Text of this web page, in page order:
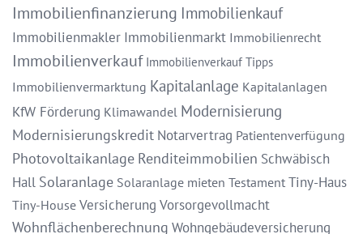
Immobilienfinanzierung Immobilienkauf
Immobilienmakler Immobilienmarkt Immobilienrecht
Immobilienverkauf Immobilienverkauf Tipps
Immobilienvermarktung Kapitalanlage Kapitalanlagen
KfW Förderung Klimawandel Modernisierung
Modernisierungskredit Notarvertrag Patientenverfügung
Photovoltaikanlage Renditeimmobilien Schwäbisch
Hall Solaranlage Solaranlage mieten TestamentTiny-Haus
Tiny-HouseVersicherung Vorsorgevollmacht
Wohnflächenberechnung Wohngebäudeversicherung